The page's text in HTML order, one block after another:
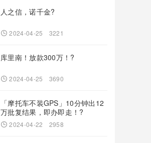
人之信，诺千金?
2024-04-25 3221
库里南！放款300万！?
2024-04-25 3690
「摩托车不装GPS」10分钟出12
万批复结果，即办即走！?
2024-04-22 2958